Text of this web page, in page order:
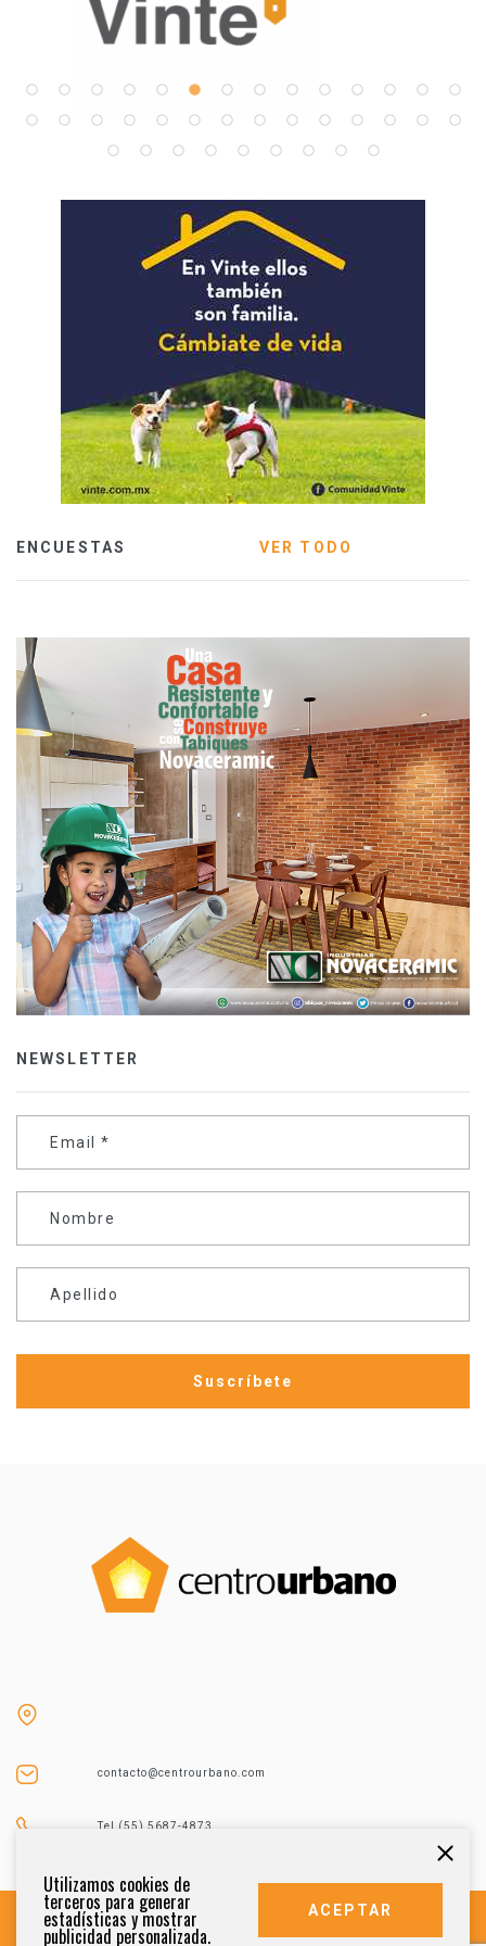
ENCUESTAS VER TODO
NEWSLETTER
Email *
Nombre
Apellido
contacto@centrourbano.com
Tel (55) 5687-4873
Utilizamos cookies de
terceros para generar
estadísticas y mostrar
publicidad personalizada.
ACEPTAR